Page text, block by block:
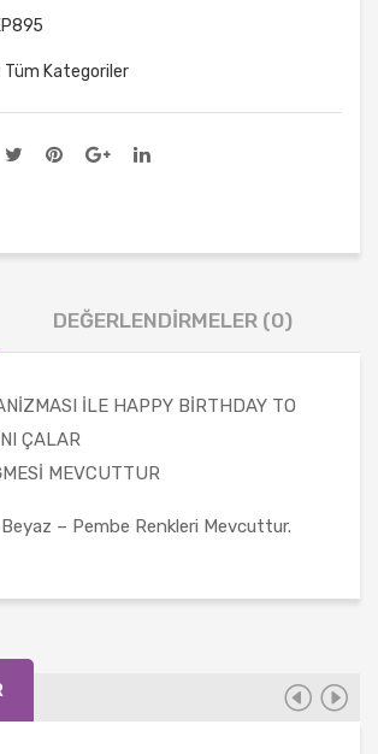
Tüm Kategoriler
DEĞERLENDIRMELER (0)
İLE HAPPY BİRTHDAY TO
ÇALAR
MEVCUTTUR
Beyaz – Pembe Renkleri Mevcuttur.